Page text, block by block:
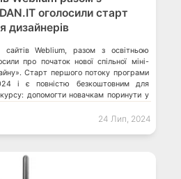
оголосили старт
дизайнерів
сайтів Weblium, разом з освітньою
про початок нової спільної міні-
Старт першого потоку програми
і є повністю безкоштовним для
допомогти новачкам поринути у
навичок. «Цей курс – це теорія […]
24 Лип, 2024